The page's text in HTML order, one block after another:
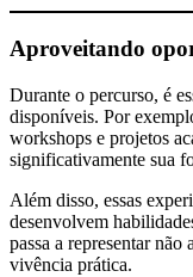
Aproveitando
Durante o percurso, é
disponíveis. Por
workshops e projetos
significativamente sua
Além disso, essas
desenvolvem
passa a representar
vivência prática.